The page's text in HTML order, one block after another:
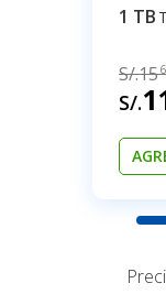
1 TB
S/.15
S/.